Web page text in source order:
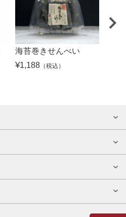
海苔巻きせんべい
¥1,188（税込）